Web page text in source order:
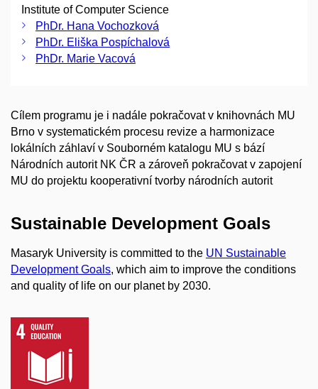
Institute of Computer Science
PhDr. Hana Vochozková
PhDr. Eliška Pospíchalová
PhDr. Marie Vacová
Cílem programu je i nadále pokračovat v knihovnách MU
Brno v systematickém procesu revize a harmonizace
lokálních záhlaví v Souborném katalogu MU s bází
Národních autorit NK ČR a zároveň pokračovat v zapojení
MU do projektu kooperativní tvorby národních autorit
Sustainable Development Goals
Masaryk University is committed to the UN Sustainable
Development Goals, which aim to improve the conditions
and quality of life on our planet by 2030.